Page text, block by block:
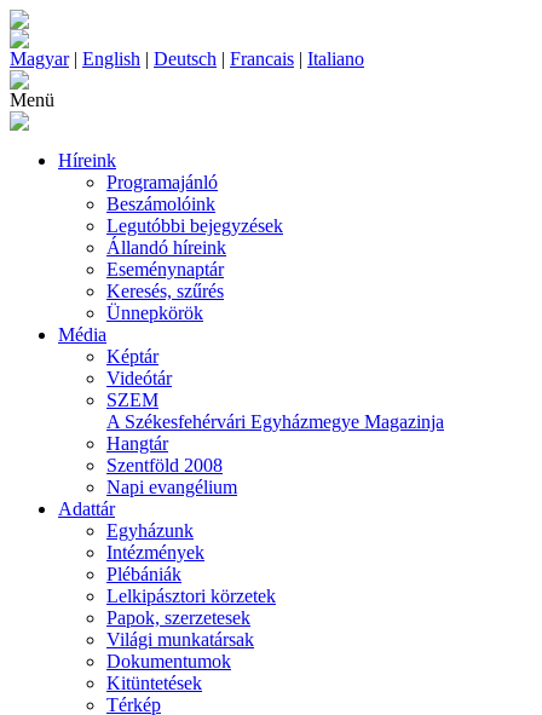
Magyar| English | Deutsch | Francais | Italiano
Menü
Híreink
Programajánló
Beszámolóink
Legutóbbi bejegyzések
Állandó híreink
Eseménynaptár
Keresés, szűrés
Ünnepkörök
Média
Képtár
Videótár
SZEM
A Székesfehérvári Egyházmegye Magazinja
Hangtár
Szentföld 2008
Napi evangélium
Adattár
Egyházunk
Intézmények
Plébániák
Lelkipásztori körzetek
Papok, szerzetesek
Világi munkatársak
Dokumentumok
Kitüntetések
Térkép